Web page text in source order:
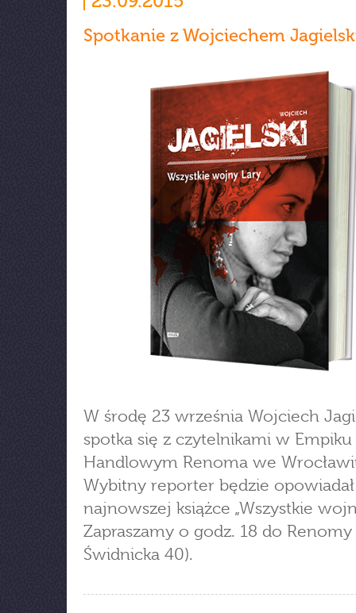
Spotkanie z Wojciechem
W środę 23 września Wojciech
spotka się z czytelnikami w
Handlowym Renoma we
Wybitny reporter będzie
najnowszej książce „Wszystkie
Zapraszamy o godz. 18 do Renomy
Świdnicka 40).